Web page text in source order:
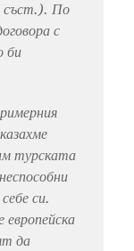
съст.). По
с
би
турската
си.
европейска
да